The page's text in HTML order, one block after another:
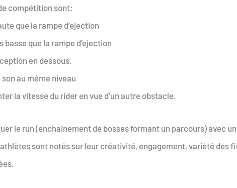
compétition sont:
que la rampe d’ejection
que la rampe d’ejection
en dessous.
au même niveau
la vitesse du rider en vue d’un autre obstacle.
le run (enchainement de bosses formant un parcours) avec
sont notés sur leur créativité, engagement, variété des